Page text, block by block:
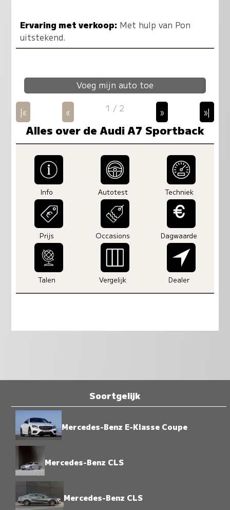
Ervaring met verkoop: Met hulp van Pon
uitstekend.
Voeg mijn auto toe
|« « 1 / 2 » »|
Alles over de Audi A7 Sportback
Info Autotest Techniek
Prijs Occasions Dagwaarde
Talen Vergelijk Dealer
Soortgelijk
Mercedes-Benz E-Klasse Coupe
Mercedes-Benz CLS
Mercedes-Benz CLS